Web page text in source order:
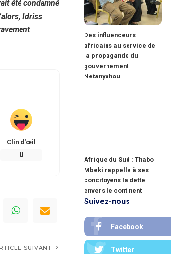
été condamné
Idriss
Clin d'œil
0
SUIVANT
Des influenceurs
africains au service de
la propagande du
gouvernement
Netanyahou
Afrique du Sud : Thabo
Mbeki rappelle à ses
concitoyens la dette
envers le continent
Suivez-nous
Facebook
Twitter